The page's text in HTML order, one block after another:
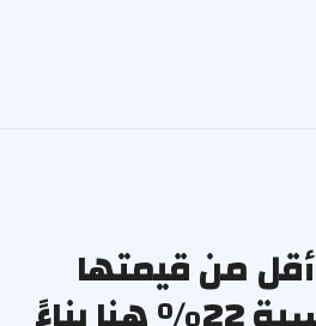
تبدو Nvidia أقل من قيمتها